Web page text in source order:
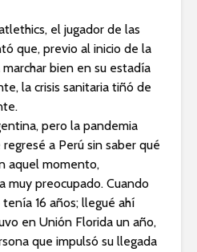
el jugador de las
que, previo al inicio de la
bien en su estadía
la crisis sanitaria tiñó de
pero la pandemia
a Perú sin saber qué
aquel momento,
muy preocupado. Cuando
16 años; llegué ahí
en Unión Florida un año,
que impulsó su llegada